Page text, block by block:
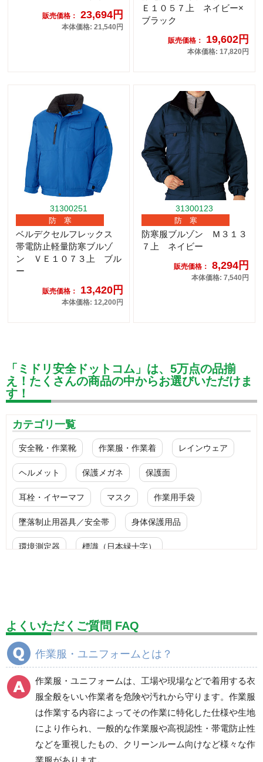
販売価格： 23,694円
本体価格: 21,540円
Ｅ１０５７上 ネイビー×
ブラック
販売価格： 19,602円
本体価格: 17,820円
31300251
防 寒
ベルデクセルフレックス
帯電防止軽量防寒ブルゾ
ン ＶＥ１０７３上 ブル
ー
販売価格： 13,420円
本体価格: 12,200円
31300123
防 寒
防寒服ブルゾン Ｍ３１３
７上 ネイビー
販売価格： 8,294円
本体価格: 7,540円
「ミドリ安全ドットコム」は、5万点の品揃
え！たくさんの商品の中からお選びいただけま
す！
カテゴリ一覧
安全靴・作業靴 作業服・作業着 レインウェア
ヘルメット 保護メガネ 保護面
耳栓・イヤーマフ マスク 作業用手袋
墜落制止用器具／安全帯 身体保護用品
環境測定器 標識（日本緑十字）
設備用品・作業補助用品 工事作業用品
分煙対策機器
電気保守用品 ワイパー クリーンルーム対策用品
防災グッズ（防災セット） 救急医療品
健康管理器具 季節商品 ウイルス対策用品
商品カテゴリ一覧
よくいただくご質問 FAQ
作業服・ユニフォームとは？
作業服・ユニフォームは、工場や現場などで着用する衣
服全般をいい作業者を危険や汚れから守ります。作業服
は作業する内容によってその作業に特化した仕様や生地
により作られ、一般的な作業服や高視認性・帯電防止性
などを重視したもの、クリーンルーム向けなど様々な作